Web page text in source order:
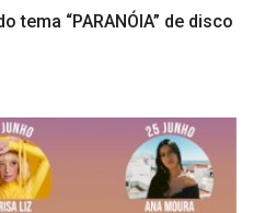
tema “PARANÓIA” de disco